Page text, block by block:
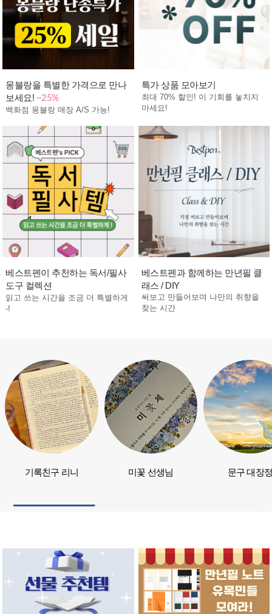
몽블랑을 특별한 가격으로 만나
보세요! ~25%
백화점 몽블랑 매장 A/S 가능!
특가 상품 모아보기
최대 70% 할인! 이 기회를 놓치지
마세요!
베스트펜이 추천하는 독서/필사
도구 컬렉션
읽고 쓰는 시간을 조금 더 특별하게
-!
베스트펜과 함께하는 만년필 클
래스 / DIY
써보고 만들어보며 나만의 취향을
찾는 시간
기록친구 리니 미꽃 선생님 문구 대장정